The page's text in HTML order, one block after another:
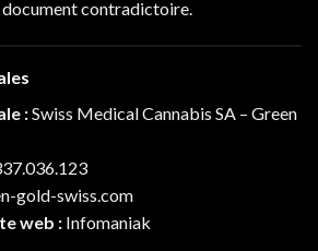
contradictoire.
:Swiss Medical Cannabis SA – Green
gold-swiss.com
web : Infomaniak